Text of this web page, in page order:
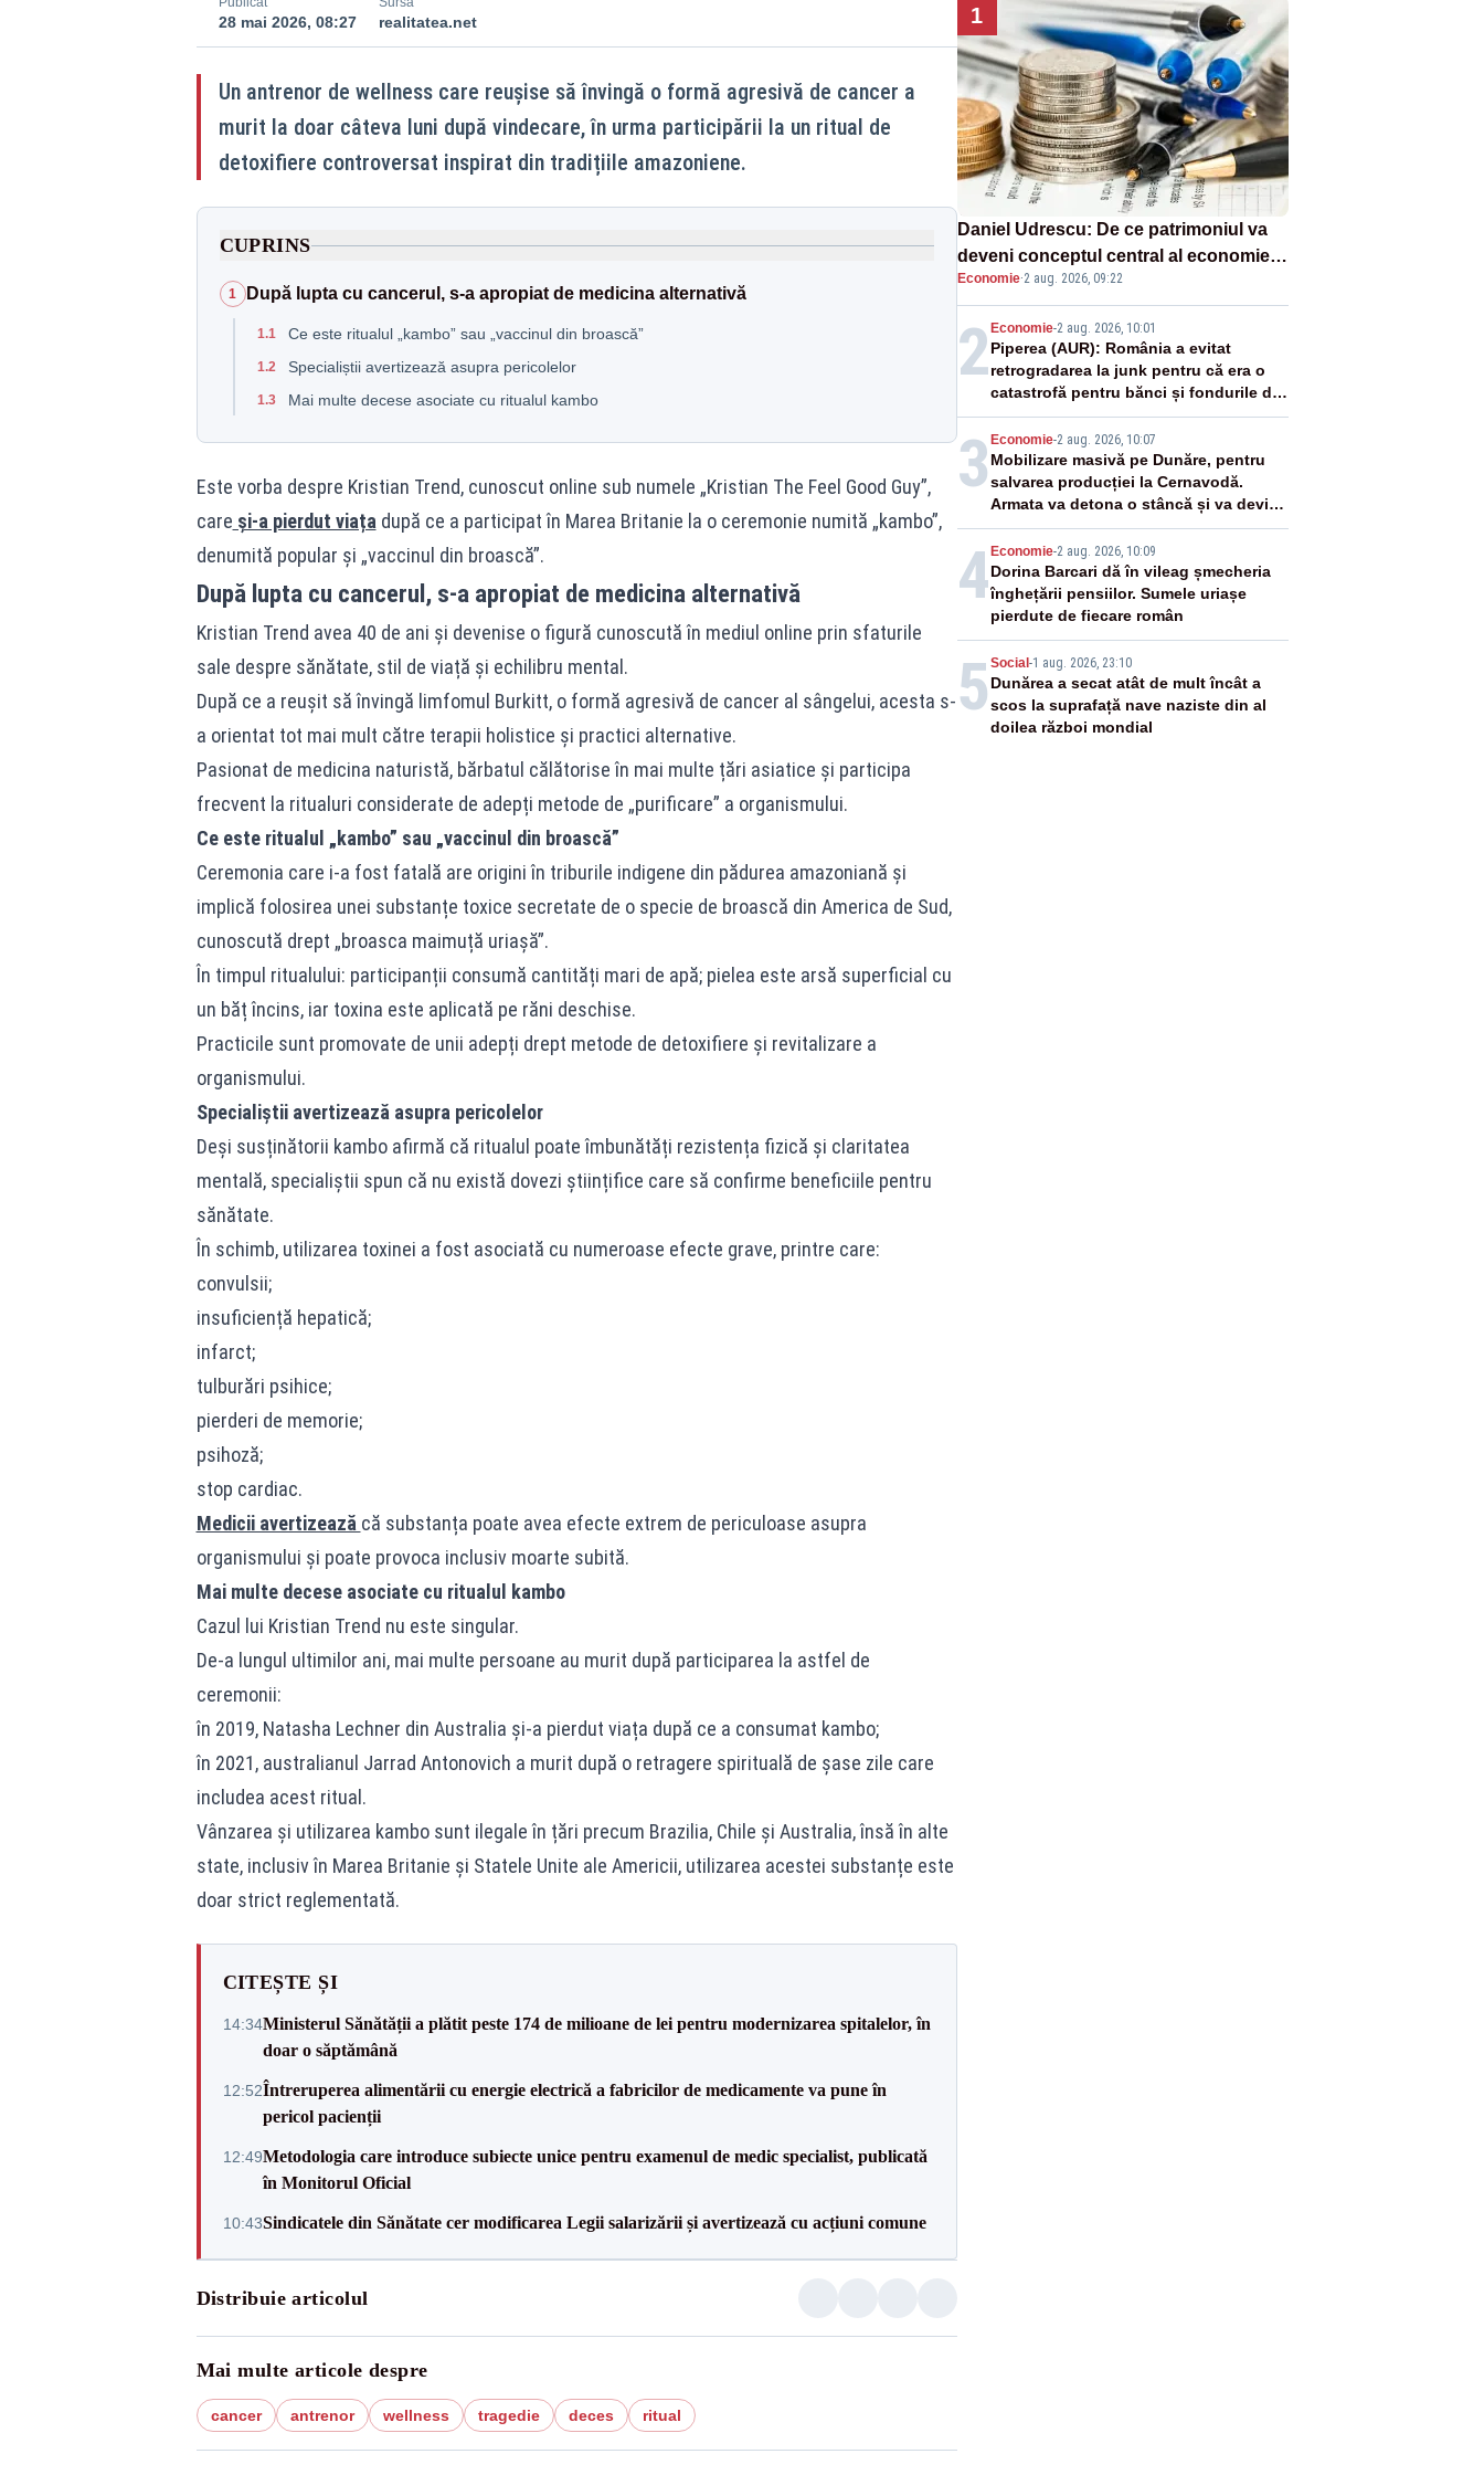
28 mai 2026, 08:27 realitatea.net
Un antrenor de wellness care reușise să învingă o formă agresivă de cancer a
murit la doar câteva luni după vindecare, în urma participării la un ritual de
detoxifiere controversat inspirat din tradițiile amazoniene.
CUPRINS
1 După lupta cu cancerul, s-a apropiat de medicina alternativă
1.1 Ce este ritualul „kambo” sau „vaccinul din broască”
1.2 Specialiștii avertizează asupra pericolelor
1.3 Mai multe decese asociate cu ritualul kambo
Este vorba despre Kristian Trend, cunoscut online sub numele „Kristian The Feel Good Guy”,
care și-a pierdut viața după ce a participat în Marea Britanie la o ceremonie numită „kambo”,
denumită popular și „vaccinul din broască”.
După lupta cu cancerul, s-a apropiat de medicina alternativă
Kristian Trend avea 40 de ani și devenise o figură cunoscută în mediul online prin sfaturile
sale despre sănătate, stil de viață și echilibru mental.
După ce a reușit să învingă limfomul Burkitt, o formă agresivă de cancer al sângelui, acesta s-
a orientat tot mai mult către terapii holistice și practici alternative.
Pasionat de medicina naturistă, bărbatul călătorise în mai multe țări asiatice și participa
frecvent la ritualuri considerate de adepți metode de „purificare” a organismului.
Ce este ritualul „kambo” sau „vaccinul din broască”
Ceremonia care i-a fost fatală are origini în triburile indigene din pădurea amazoniană și
implică folosirea unei substanțe toxice secretate de o specie de broască din America de Sud,
cunoscută drept „broasca maimuță uriașă”.
În timpul ritualului: participanții consumă cantități mari de apă; pielea este arsă superficial cu
un băț încins, iar toxina este aplicată pe răni deschise.
Practicile sunt promovate de unii adepți drept metode de detoxifiere și revitalizare a
organismului.
Specialiștii avertizează asupra pericolelor
Deși susținătorii kambo afirmă că ritualul poate îmbunătăți rezistența fizică și claritatea
mentală, specialiștii spun că nu există dovezi științifice care să confirme beneficiile pentru
sănătate.
În schimb, utilizarea toxinei a fost asociată cu numeroase efecte grave, printre care:
convulsii;
insuficiență hepatică;
infarct;
tulburări psihice;
pierderi de memorie;
psihoză;
stop cardiac.
Medicii avertizează că substanța poate avea efecte extrem de periculoase asupra
organismului și poate provoca inclusiv moarte subită.
Mai multe decese asociate cu ritualul kambo
Cazul lui Kristian Trend nu este singular.
De-a lungul ultimilor ani, mai multe persoane au murit după participarea la astfel de
ceremonii:
în 2019, Natasha Lechner din Australia și-a pierdut viața după ce a consumat kambo;
în 2021, australianul Jarrad Antonovich a murit după o retragere spirituală de șase zile care
includea acest ritual.
Vânzarea și utilizarea kambo sunt ilegale în țări precum Brazilia, Chile și Australia, însă în alte
state, inclusiv în Marea Britanie și Statele Unite ale Americii, utilizarea acestei substanțe este
doar strict reglementată.
CITEȘTE ȘI
14:34Ministerul Sănătății a plătit peste 174 de milioane de lei pentru modernizarea spitalelor, în
doar o săptămână
12:52Întreruperea alimentării cu energie electrică a fabricilor de medicamente va pune în
pericol pacienții
12:49Metodologia care introduce subiecte unice pentru examenul de medic specialist, publicată
în Monitorul Oficial
10:43Sindicatele din Sănătate cer modificarea Legii salarizării și avertizează cu acțiuni comune
Distribuie articolul
Mai multe articole despre
cancer antrenor wellness tragedie deces ritual
1
Daniel Udrescu: De ce patrimoniul va
deveni conceptul central al economiei
viitoare?
Economie·2 aug. 2026, 09:22
2 Economie-2 aug. 2026, 10:01
Piperea (AUR): România a evitat
retrogradarea la junk pentru că era o
catastrofă pentru bănci și fondurile de
pensii
3 Economie-2 aug. 2026, 10:07
Mobilizare masivă pe Dunăre, pentru
salvarea producției la Cernavodă.
Armata va detona o stâncă și va devia
apa fluviului - IMAGINI AERIENE
4 Economie-2 aug. 2026, 10:09
Dorina Barcari dă în vileag șmecheria
înghețării pensiilor. Sumele uriașe
pierdute de fiecare român
5 Social -1 aug. 2026, 23:10
Dunărea a secat atât de mult încât a
scos la suprafață nave naziste din al
doilea război mondial